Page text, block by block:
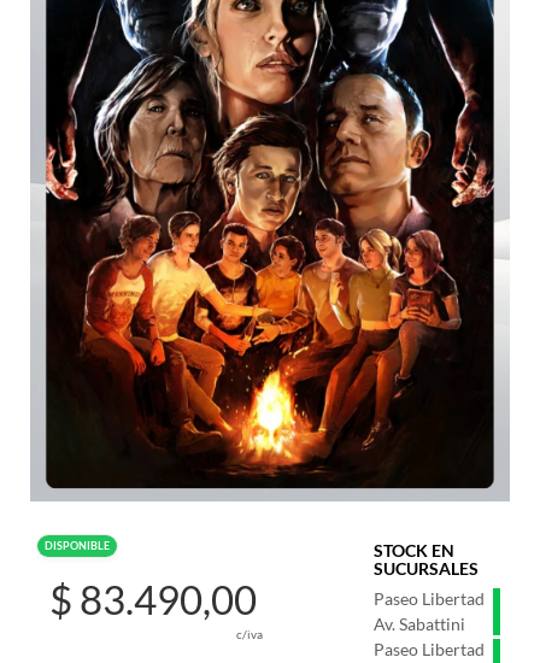
DISPONIBLE
STOCK EN
SUCURSALES
Paseo Libertad
Av. Sabattini
Paseo Libertad
$ 83.490,00
c/iva